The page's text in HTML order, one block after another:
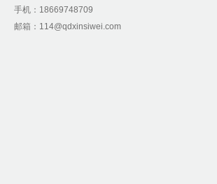
手机：18669748709
邮箱：114@qdxinsiwei.com